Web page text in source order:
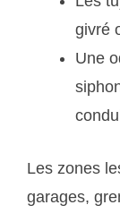
givré
Une
Les zones
garages,